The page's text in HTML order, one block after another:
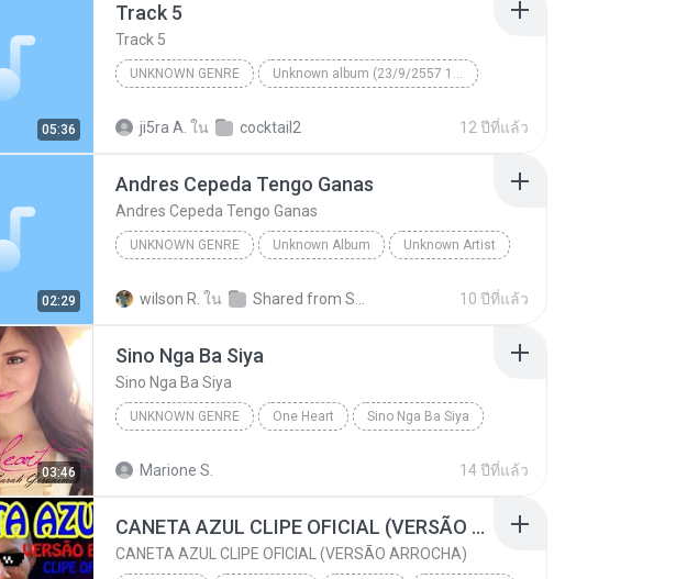
05:36
Track 5
Track 5
UNKNOWN GENRE Unknown album (23/9/2557 12:59:08)
ji5ra A. ใน cocktail2 12 ปีที่แล้ว
02:29
Andres Cepeda Tengo Ganas
Andres Cepeda Tengo Ganas
UNKNOWN GENRE Unknown Album Unknown Artist
wilson R. ใน 10 ปีที่แล้ว
03:46
Sino Nga Ba Siya
Sino Nga Ba Siya
UNKNOWN GENRE One Heart Sino Nga Ba Siya
Marione S. 14 ปีที่แล้ว
CANETA AZUL CLIPE OFICIAL (VERSÃO ARROCHA)
CANETA AZUL CLIPE OFICIAL (VERSÃO ARROCHA)